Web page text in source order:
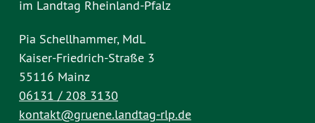
im Landtag Rheinland-Pfalz
Pia Schellhammer, MdL
Kaiser-Friedrich-Straße 3
55116 Mainz
06131 / 208 3130
kontakt@gruene.landtag-rlp.de